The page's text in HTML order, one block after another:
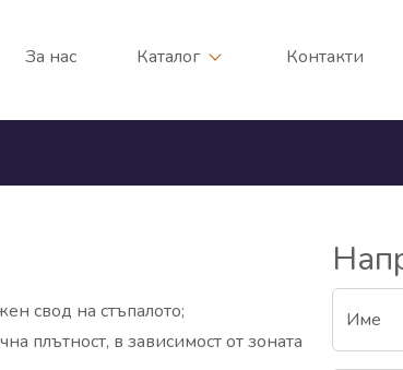
За нас Каталог Контакти
свод на стъпалото;
плътност, в зависимост от зоната
Име